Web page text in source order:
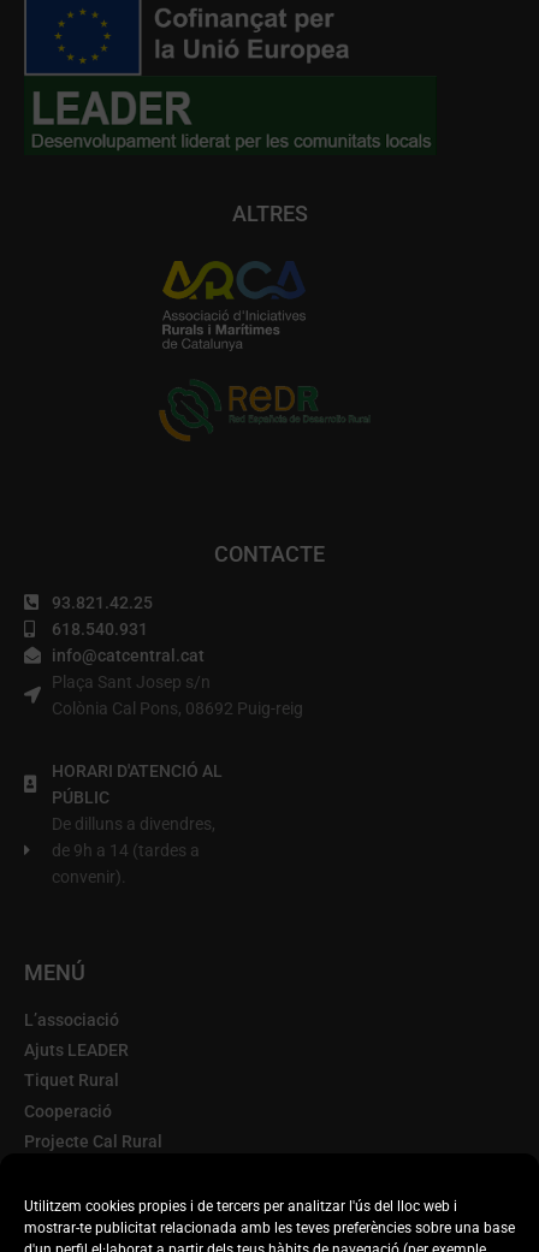
Utilitzem cookies propies i de tercers per analitzar l'ús del lloc web i
mostrar-te publicitat relacionada amb les teves preferències sobre una base
ALTRES
CONTACTE
93.821.42.25
618.540.931
info@catcentral.cat
Plaça Sant Josep s/n
Colònia Cal Pons, 08692 Puig-reig
HORARI D'ATENCIÓ AL
PÚBLIC
De dilluns a divendres,
de 9h a 14 (tardes a
convenir).
MENÚ
L’associació
Ajuts LEADER
Tiquet Rural
Cooperació
Projecte Cal Rural
Escorxador Mòbil
Transparència